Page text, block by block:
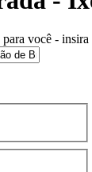
você -